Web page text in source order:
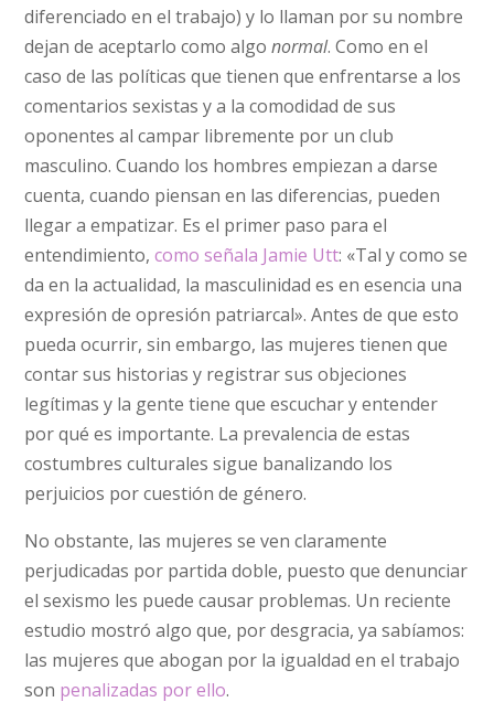
diferenciado en el trabajo) y lo llaman por su nombre
dejan de aceptarlo como algonormal. Como en el
caso de las políticas que tienen que enfrentarse a los
comentarios sexistas y a la comodidad de sus
oponentes al campar libremente por un club
masculino. Cuando los hombres empiezan a darse
cuenta, cuando piensan en las diferencias, pueden
llegar a empatizar. Es el primer paso para el
entendimiento,como señala Jamie Utt: «Tal y como se
da en la actualidad, la masculinidad es en esencia una
expresión de opresión patriarcal». Antes de que esto
pueda ocurrir, sin embargo, las mujeres tienen que
contar sus historias y registrar sus objeciones
legítimas y la gente tiene que escuchar y entender
por qué es importante. La prevalencia de estas
costumbres culturales sigue banalizando los
perjuicios por cuestión de género.
No obstante, las mujeres se ven claramente
perjudicadas por partida doble, puesto que denunciar
el sexismo les puede causar problemas. Un reciente
estudio mostró algo que, por desgracia, ya sabíamos:
las mujeres que abogan por la igualdad en el trabajo
son penalizadas por ello.